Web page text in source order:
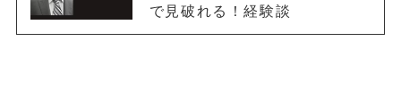
で見破れる！経験談